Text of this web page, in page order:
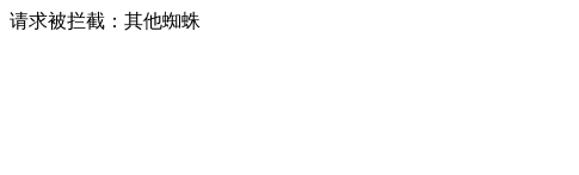
请求被拦截：其他蜘蛛